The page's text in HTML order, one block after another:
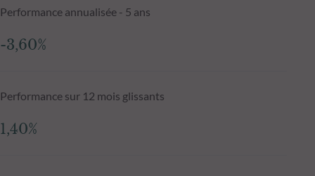
Performance annualisée - 5 ans
-3,60%
Performance sur 12 mois glissants
1,40%